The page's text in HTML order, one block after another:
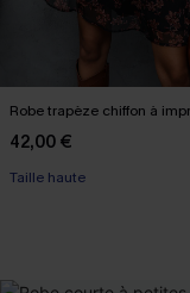
Robe trapèze chiffon à
42,00 €
Taille haute